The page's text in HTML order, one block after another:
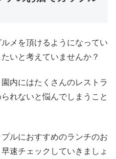
メを頂けるようになってい
いと考えていませんか？
内にはたくさんのレストラ
れないと悩んでしまうこと
ルにおすすめのランチのお
速チェックしていきましょ